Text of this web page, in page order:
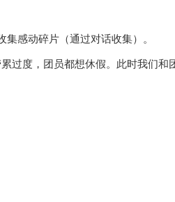
感动碎片（通过对话收集）。
过度，团员都想休假。此时我们